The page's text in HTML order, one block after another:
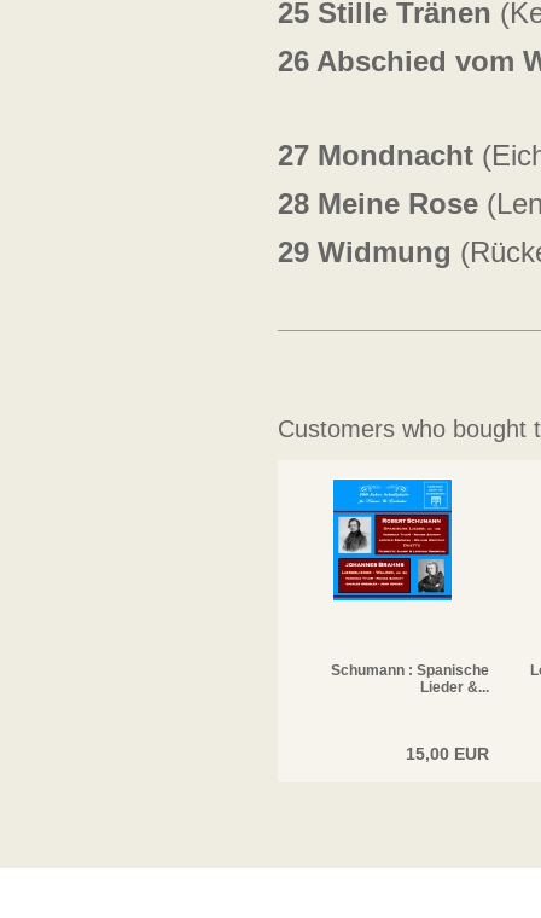
25 Stille Tränen
26 Abschied vom
27 Mondnacht
28 Meine Rose
29 Widmung
Customers who bought
Schumann : Spanische
Lieder &...
15,00 EUR